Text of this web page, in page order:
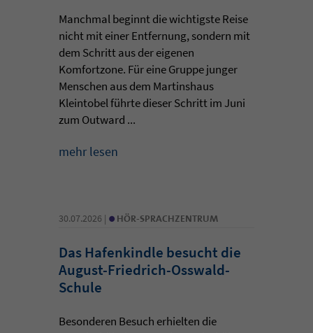
Manchmal beginnt die wichtigste Reise
nicht mit einer Entfernung, sondern mit
dem Schritt aus der eigenen
Komfortzone. Für eine Gruppe junger
Menschen aus dem Martinshaus
Kleintobel führte dieser Schritt im Juni
zum Outward ...
mehr lesen
30.07.2026 | • HÖR-SPRACHZENTRUM
Das Hafenkindle besucht die
August-Friedrich-Osswald-
Schule
Besonderen Besuch erhielten die